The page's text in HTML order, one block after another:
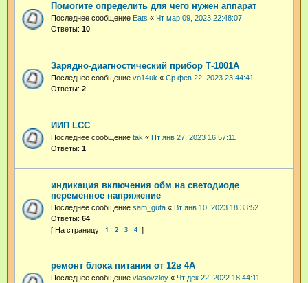
Помогите определить для чего нужен аппарат
Последнее сообщение Eats « Чт мар 09, 2023 22:48:07
Ответы: 10
Зарядно-диагностический прибор Т-1001А
Последнее сообщение vo14uk « Ср фев 22, 2023 23:44:41
Ответы: 2
ИИП LCC
Последнее сообщение tak « Пт янв 27, 2023 16:57:11
Ответы: 1
индикация включения обм на светодиоде
переменное напряжение
Последнее сообщение sam_guta « Вт янв 10, 2023 18:33:52
Ответы: 64
1 2 3 4
ремонт блока питания от 12в 4А
Последнее сообщение vlasovzloy « Чт дек 22, 2022 18:44:11